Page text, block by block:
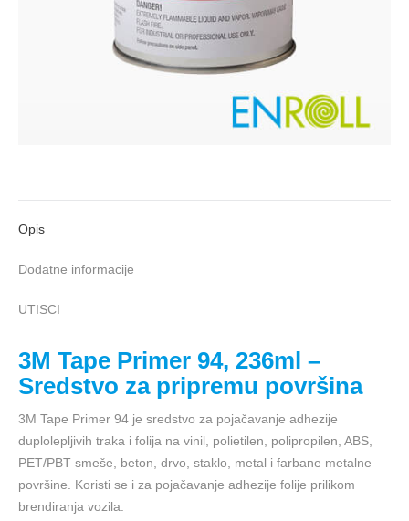
Opis
Dodatne informacije
UTISCI
3M Tape Primer 94, 236ml –
Sredstvo za pripremu površina
3M Tape Primer 94 je sredstvo za pojačavanje adhezije
duplolepljivih traka i folija na vinil, polietilen, polipropilen, ABS,
PET/PBT smeše, beton, drvo, staklo, metal i farbane metalne
površine. Koristi se i za pojačavanje adhezije folije prilikom
brendiranja vozila.